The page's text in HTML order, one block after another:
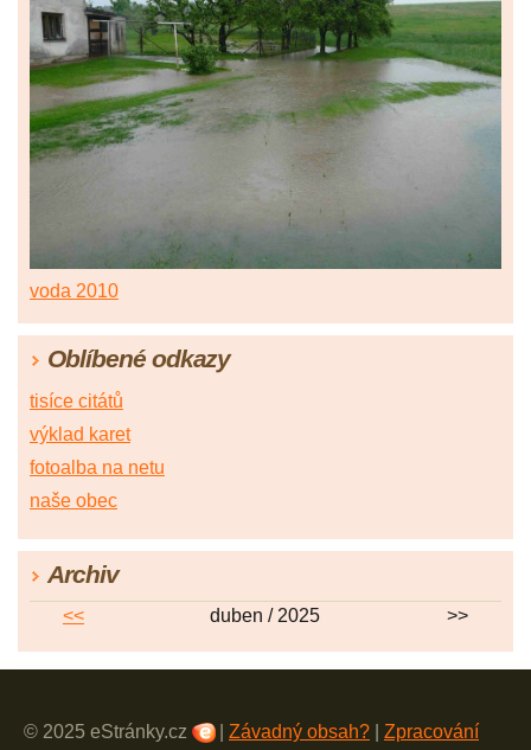
voda 2010
Oblíbené odkazy
tisíce citátů
výklad karet
fotoalba na netu
naše obec
Archiv
<< duben / 2025 >>
© 2025 eStránky.cz Závadný obsah? Zpracování